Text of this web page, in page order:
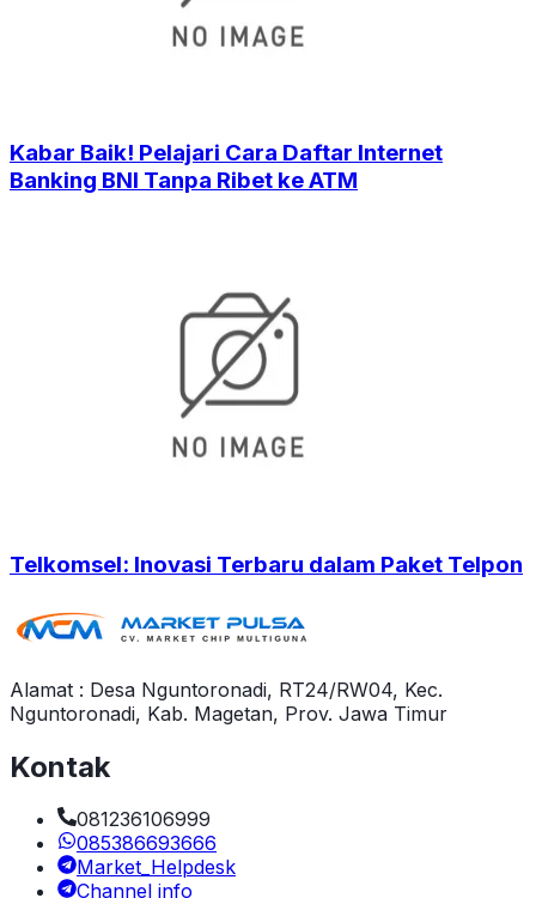
Kabar Baik! Pelajari Cara Daftar Internet
Banking BNI Tanpa Ribet ke ATM
Telkomsel: Inovasi Terbaru dalam Paket Telpon
Alamat : Desa Nguntoronadi, RT24/RW04, Kec.
Nguntoronadi, Kab. Magetan, Prov. Jawa Timur
Kontak
081236106999
085386693666
Market_Helpdesk
Channel info